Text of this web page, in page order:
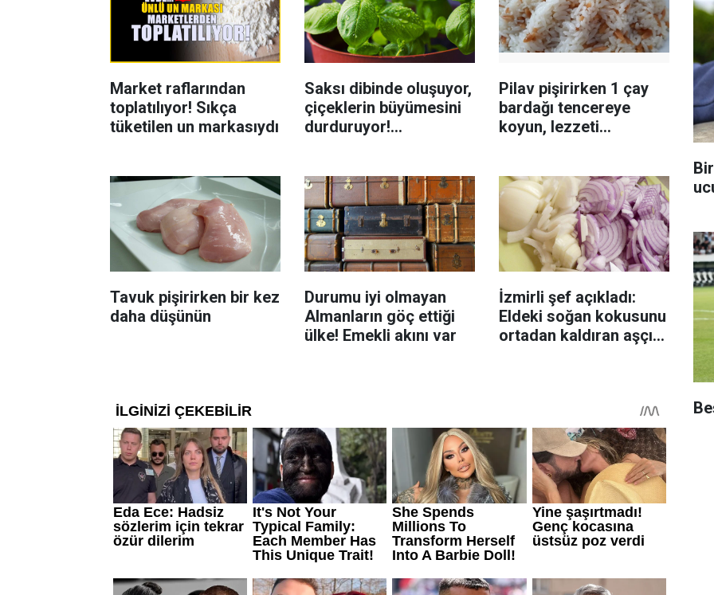
Market raflarından
toplatılıyor! Sıkça
tüketilen un markasıydı
Saksı dibinde oluşuyor,
çiçeklerin büyümesini
durduruyor!
Pilav pişirirken 1 çay
bardağı tencereye
koyun, lezzeti
Tavuk pişirirken bir kez
daha düşünün
Durumu iyi olmayan
Almanların göç ettiği
ülke! Emekli akını var
İzmirli şef açıkladı:
Eldeki soğan kokusunu
ortadan kaldıran aşçı